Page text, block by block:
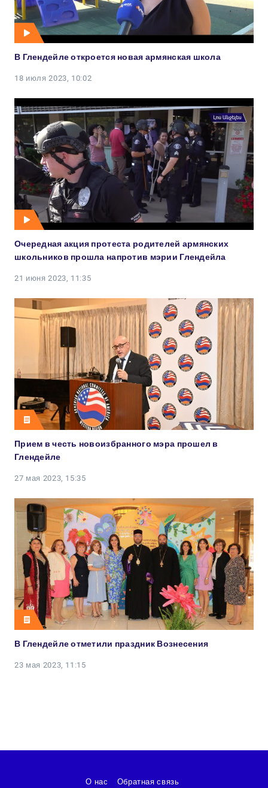
В Глендейле откроется новая армянская школа
18 июля 2023, 10:02
Очередная акция протеста родителей армянских
школьников прошла напротив мэрии Глендейла
21 июня 2023, 11:35
Прием в честь новоизбранного мэра прошел в
Глендейле
27 мая 2023, 15:35
В Глендейле отметили праздник Вознесения
23 мая 2023, 11:15
О нас Обратная связь